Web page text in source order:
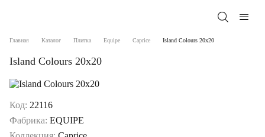
Главная Каталог Плитка Equipe Caprice Island Colours 20x20
Island Colours 20x20
Код: 22116
Фабрика: EQUIPE